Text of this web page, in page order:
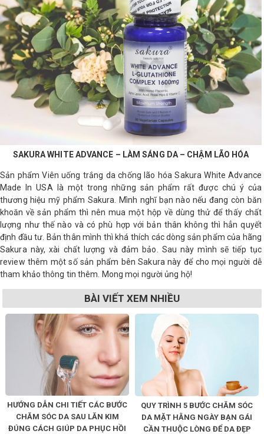
SAKURA WHITE ADVANCE – LÀM SÁNG DA – CHẬM LÃO HÓA
Sản phẩm Viên uống trắng da chống lão hóa Sakura White Advance
Made In USA là một trong những sản phẩm rất được chú ý của
thương hiệu mỹ phẩm Sakura. Mình nghĩ bạn nào nếu đang còn băn
khoăn về sản phẩm thì nên mua một hộp về dùng thử để thấy chất
lượng như thế nào và có phù hợp với bản thân không thì hẳn quyết
định đầu tư. Bản thân mình thì khá thích các dòng sản phẩm của hãng
Sakura này, xài chất lượng và đảm bảo. Sau này mình sẽ tiếp tục
review thêm một số sản phẩm bên Sakura này để cho mọi người dễ
tham khảo thông tin thêm. Mong mọi người ủng hộ!
BÀI VIẾT XEM NHIỀU
HƯỚNG DẪN CHI TIẾT CÁC BƯỚC
CHĂM SÓC DA SAU LĂN KIM
ĐÚNG CÁCH GIÚP DA PHỤC HỒI
QUY TRÌNH 5 BƯỚC CHĂM SÓC
DA MẶT HẰNG NGÀY BẠN GÁI
CẦN THUỘC LÒNG ĐỂ DA ĐẸP